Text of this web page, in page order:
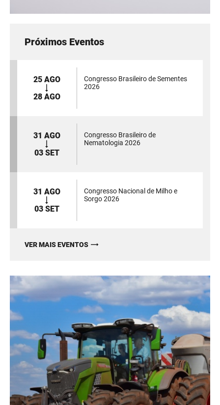
Próximos Eventos
25 AGO
28 AGO
Congresso Brasileiro de Sementes
2026
31 AGO
03 SET
Congresso Brasileiro de
Nematologia 2026
31 AGO
03 SET
Congresso Nacional de Milho e
Sorgo 2026
VER MAIS EVENTOS